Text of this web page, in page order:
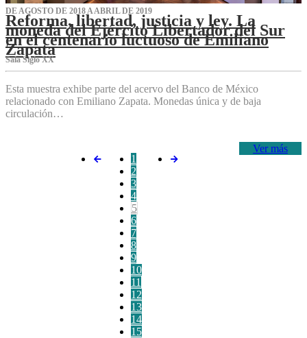
DE AGOSTO DE 2018 A ABRIL DE 2019
Reforma, libertad, justicia y ley. La
moneda del Ejército Libertador del Sur
en el centenario luctuoso de Emiliano
Zapata
Sala Siglo XX
Esta muestra exhibe parte del acervo del Banco de México
relacionado con Emiliano Zapata. Monedas única y de baja
circulación…
Ver más
1
2
3
4
5
6
7
8
9
10
11
12
13
14
15